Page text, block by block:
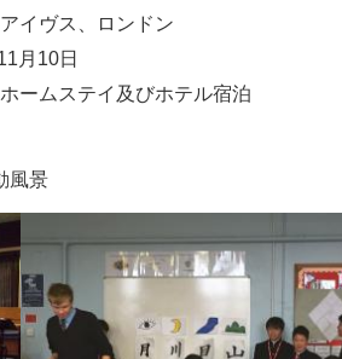
ヴス、ロンドン
月10日
ステイ及びホテル宿泊
風景